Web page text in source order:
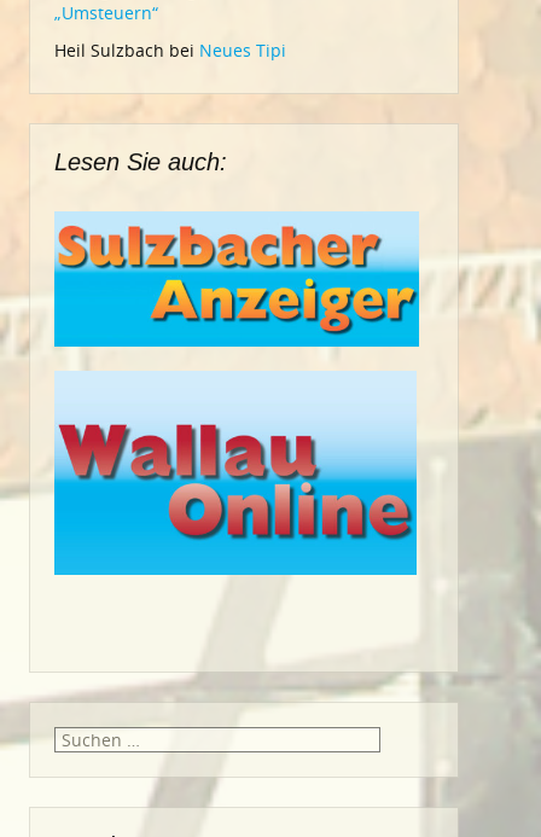
„Umsteuern“
Heil Sulzbach bei Neues Tipi
Lesen Sie auch:
Suche